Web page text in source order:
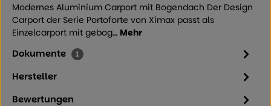
Modernes Aluminium Carport mit Bogendach Der Design
Carport der Serie Portoforte von Ximax passt als
Einzelcarport mit gebog… Mehr
Dokumente 1
Hersteller
Bewertungen